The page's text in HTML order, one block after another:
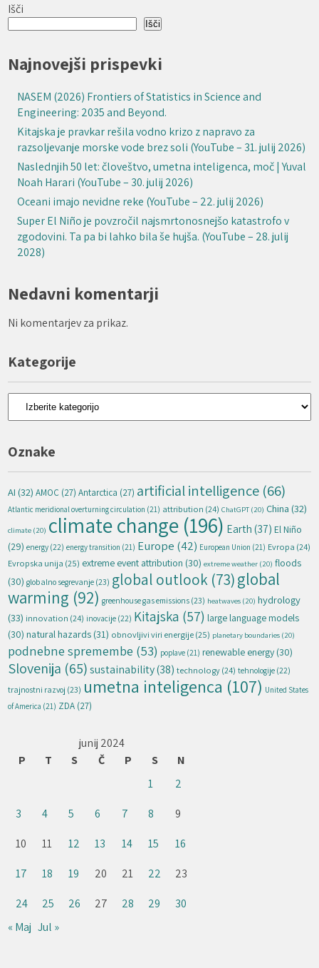
Išči
Išči
Najnovejši prispevki
NASEM (2026) Frontiers of Statistics in Science and
Engineering: 2035 and Beyond.
Kitajska je pravkar rešila vodno krizo z napravo za
razsoljevanje morske vode brez soli (YouTube – 31. julij 2026)
Naslednjih 50 let: človeštvo, umetna inteligenca, moč | Yuval
Noah Harari (YouTube – 30. julij 2026)
Oceani imajo nevidne reke (YouTube – 22. julij 2026)
Super El Niño je povzročil najsmrtonosnejšo katastrofo v
zgodovini. Ta pa bi lahko bila še hujša. (YouTube – 28. julij
2028)
Nedavni komentarji
Ni komentarjev za prikaz.
Kategorije
Kategorije
Oznake
AI (32) AMOC (27) Antarctica (27) artificial intelligence (66)
Atlantic meridional overturning circulation (21) attribution (24) ChatGPT (20) China (32)
climate (20) climate change (196) Earth (37) El Niño
(29) energy (22) energy transition (21) Europe (42) European Union (21) Evropa (24)
Evropska unija (25) extreme event attribution (30) extreme weather (20) floods
(30) globalno segrevanje (23) global outlook (73)global
warming (92) greenhouse gas emissions (23) heatwaves (20) hydrology
(33) innovation (24) inovacije (22) Kitajska (57) large language models
(30) natural hazards (31) obnovljivi viri energije(25) planetary boundaries (20)
podnebne spremembe (53) poplave (21) renewable energy (30)
Slovenija (65) sustainability(38) technology(24) tehnologije (22)
trajnostni razvoj (23) umetna inteligenca (107) United States
of America (21) ZDA (27)
junij 2024
P
T S Č P S
N
1
2
3
4 5 6 7 8
9
10
11 12 13 14 15
16
17
18 19 20 21 22
23
24
25 26 27 28 29
30
« Maj Jul »